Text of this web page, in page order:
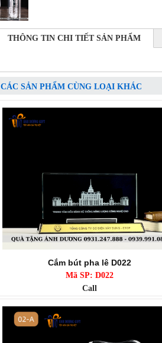
THÔNG TIN CHI TIẾT SẢN PHẨM
CÁC SẢN PHẨM CÙNG LOẠI KHÁC
Cắm bút pha lê D022
Mã SP: D022
Call